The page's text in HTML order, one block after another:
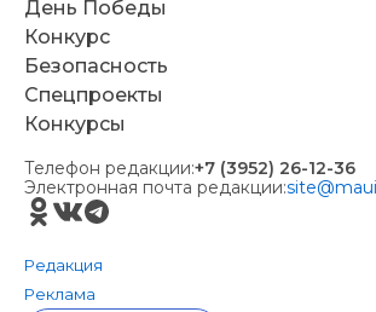
День Победы
Конкурс
Безопасность
Спецпроекты
Конкурсы
Телефон редакции:+7 (3952) 26-12-36
Электронная почта редакции:
Редакция
Реклама